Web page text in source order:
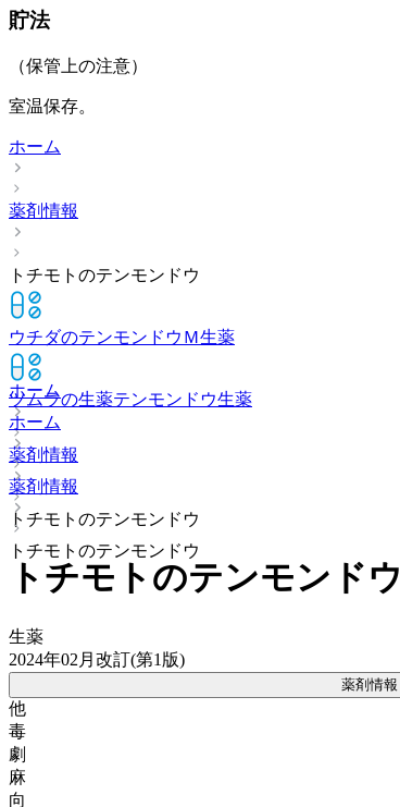
貯法
（保管上の注意）
室温保存。
ホーム
薬剤情報
トチモトのテンモンドウ
ウチダのテンモンドウＭ生薬
ツムラの生薬テンモンドウ生薬
ホーム
薬剤情報
トチモトのテンモンドウ
ホーム
薬剤情報
トチモトのテンモンドウ
トチモトのテンモンドウ
生薬
2024年02月改訂(第1版)
薬剤情報
他
毒
劇
麻
向